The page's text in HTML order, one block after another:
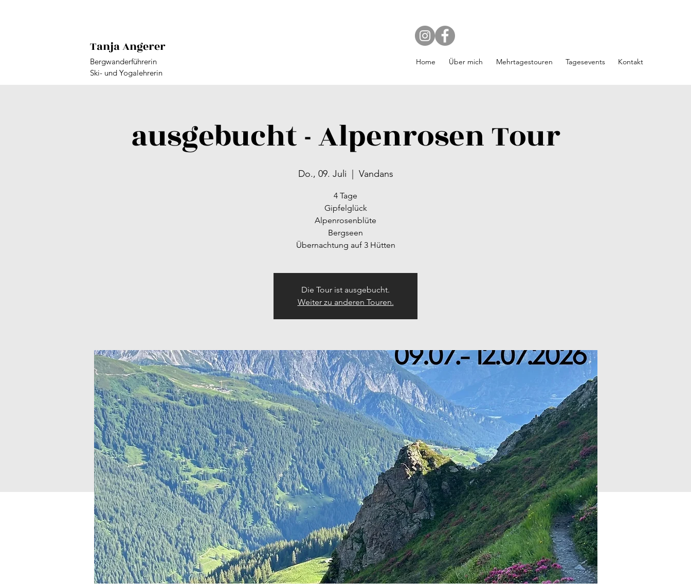
Tanja Angerer
Bergwanderführerin
Ski- und Yogalehrerin
Home Über mich Mehrtagestouren Tagesevents Kontakt
ausgebucht - Alpenrosen Tour
Do., 09. Juli Vandans
4 Tage
Gipfelglück
Alpenrosenblüte
Bergseen
Übernachtung auf 3 Hütten
Die Tour ist ausgebucht.
Weiter zu anderen Touren.